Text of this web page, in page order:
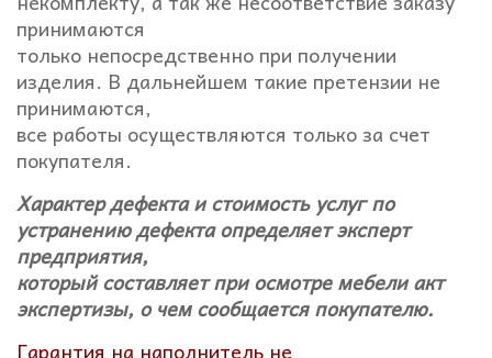
принимаются
только непосредственно при получении
изделия. В дальнейшем такие претензии не
принимаются,
все работы осуществляются только за счет
покупателя.
Характер дефекта и стоимость услуг по
устранению дефекта определяет эксперт
предприятия,
который составляет при осмотре мебели акт
экспертизы, о чем сообщается покупателю.
Гарантия на наполнитель не